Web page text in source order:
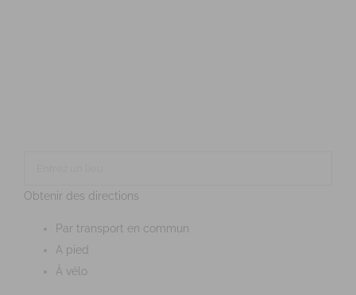
Obtenir des directions
Par transport en commun
A pied
À vélo